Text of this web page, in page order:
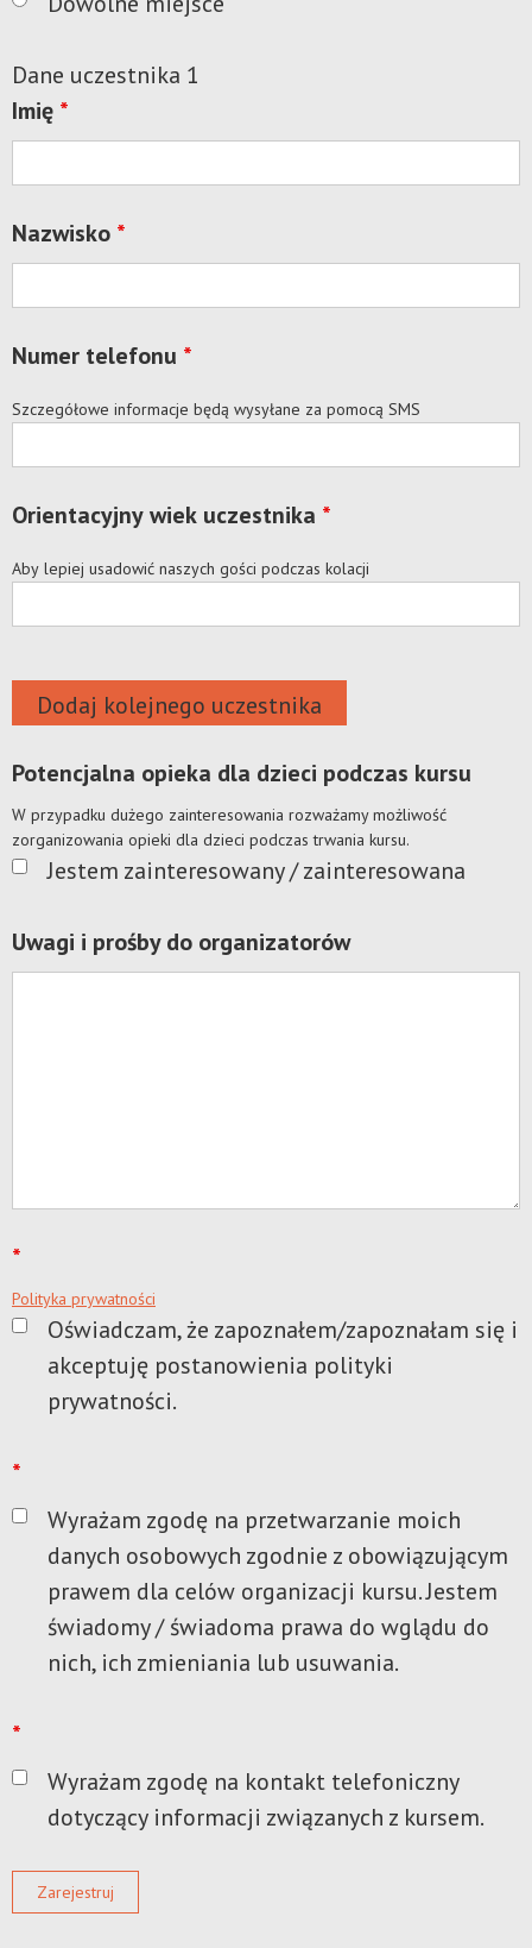
Dane uczestnika 1
Imię *
Nazwisko *
Numer telefonu *
Szczegółowe informacje będą wysyłane za pomocą SMS
Orientacyjny wiek uczestnika *
Aby lepiej usadowić naszych gości podczas kolacji
Dodaj kolejnego uczestnika
Potencjalna opieka dla dzieci podczas kursu
Jestem zainteresowany / zainteresowana
W przypadku dużego zainteresowania rozważamy możliwość
zorganizowania opieki dla dzieci podczas trwania kursu.
Uwagi i prośby do organizatorów
*
Oświadczam, że zapoznałem/zapoznałam się i
akceptuję postanowienia polityki
prywatności.
Polityka prywatności
*
Wyrażam zgodę na przetwarzanie moich
danych osobowych zgodnie z obowiązującym
prawem dla celów organizacji kursu. Jestem
świadomy / świadoma prawa do wglądu do
nich, ich zmieniania lub usuwania.
*
Wyrażam zgodę na kontakt telefoniczny
dotyczący informacji związanych z kursem.